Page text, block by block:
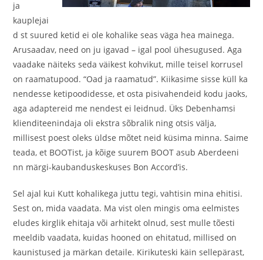
ja
kauplejai
d st suured ketid ei ole kohalike seas väga hea mainega.
Arusaadav, need on ju igavad – igal pool ühesugused. Aga
vaadake näiteks seda väikest kohvikut, mille teisel korrusel
on raamatupood. “Oad ja raamatud”. Kiikasime sisse küll ka
nendesse ketipoodidesse, et osta pisivahendeid kodu jaoks,
aga adaptereid me nendest ei leidnud. Üks Debenhamsi
klienditeenindaja oli ekstra sõbralik ning otsis välja,
millisest poest oleks üldse mõtet neid küsima minna. Saime
teada, et BOOTist, ja kõige suurem BOOT asub Aberdeeni
nn märgi-kaubanduskeskuses Bon Accord’is.
Sel ajal kui Kutt kohalikega juttu tegi, vahtisin mina ehitisi.
Sest on, mida vaadata. Ma vist olen mingis oma eelmistes
eludes kirglik ehitaja või arhitekt olnud, sest mulle tõesti
meeldib vaadata, kuidas hooned on ehitatud, millised on
kaunistused ja märkan detaile. Kirikuteski käin sellepärast,